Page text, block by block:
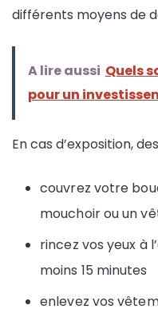
différents moyens de
A lire aussi Quels
pour un
En cas d’exposition,
couvrez votre
mouchoir ou un
rincez vos yeux à
moins 15 minutes
enlevez vos